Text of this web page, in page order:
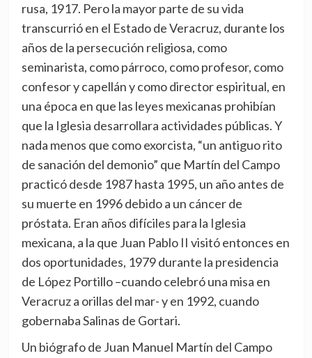
rusa, 1917. Pero la mayor parte de su vida
transcurrió en el Estado de Veracruz, durante los
años de la persecución religiosa, como
seminarista, como párroco, como profesor, como
confesor y capellán y como director espiritual, en
una época en que las leyes mexicanas prohibían
que la Iglesia desarrollara actividades públicas. Y
nada menos que como exorcista, “un antiguo rito
de sanación del demonio” que Martín del Campo
practicó desde 1987 hasta 1995, un año antes de
su muerte en 1996 debido a un cáncer de
próstata. Eran años difíciles para la Iglesia
mexicana, a la que Juan Pablo II visitó entonces en
dos oportunidades, 1979 durante la presidencia
de López Portillo –cuando celebró una misa en
Veracruz a orillas del mar- y en 1992, cuando
gobernaba Salinas de Gortari.
Un biógrafo de Juan Manuel Martín del Campo